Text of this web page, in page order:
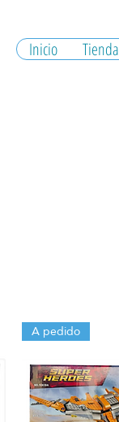
Inicio Tienda
A pedido